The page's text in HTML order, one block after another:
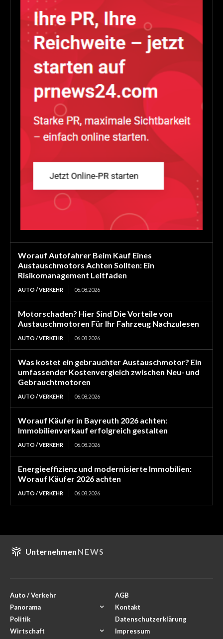
Worauf Autofahrer Beim Kauf Eines
Austauschmotors Achten Sollten: Ein
Risikomanagement Leitfaden
AUTO / VERKEHR 06.08.2026
Motorschaden? Hier Sind Die Vorteile von
Austauschmotoren Für Ihr Fahrzeug Nachzulesen
AUTO / VERKEHR 06.08.2026
Was kostet ein gebrauchter Austauschmotor? Ein
umfassender Kostenvergleich zwischen Neu- und
Gebrauchtmotoren
AUTO / VERKEHR 06.08.2026
Worauf Käufer in Bayreuth 2026 achten:
Immobilienverkauf erfolgreich gestalten
AUTO / VERKEHR 06.08.2026
Energieeffizienz und modernisierte Immobilien:
Worauf Käufer 2026 achten
AUTO / VERKEHR 06.08.2026
Unternehmen NEWS
Auto / Verkehr
Panorama
Politik
Wirtschaft
AGB
Kontakt
Datenschutzerklärung
Impressum